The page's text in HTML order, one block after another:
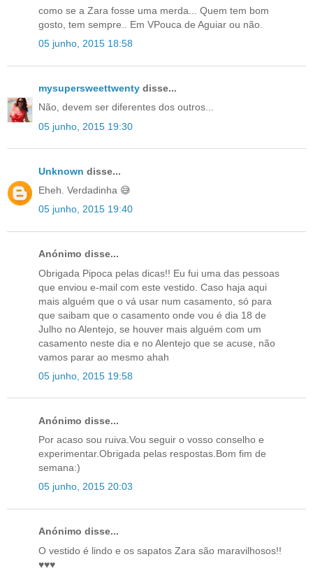
como se a Zara fosse uma merda... Quem tem bom
gosto, tem sempre.. Em VPouca de Aguiar ou não.
05 junho, 2015 18:58
mysupersweettwenty disse...
Não, devem ser diferentes dos outros...
05 junho, 2015 19:30
Unknown disse...
Eheh. Verdadinha 😅
05 junho, 2015 19:40
Anónimo disse...
Obrigada Pipoca pelas dicas!! Eu fui uma das pessoas
que enviou e-mail com este vestido. Caso haja aqui
mais alguém que o vá usar num casamento, só para
que saibam que o casamento onde vou é dia 18 de
Julho no Alentejo, se houver mais alguém com um
casamento neste dia e no Alentejo que se acuse, não
vamos parar ao mesmo ahah
05 junho, 2015 19:58
Anónimo disse...
Por acaso sou ruiva.Vou seguir o vosso conselho e
experimentar.Obrigada pelas respostas.Bom fim de
semana:)
05 junho, 2015 20:03
Anónimo disse...
O vestido é lindo e os sapatos Zara são maravilhosos!!
♥♥♥